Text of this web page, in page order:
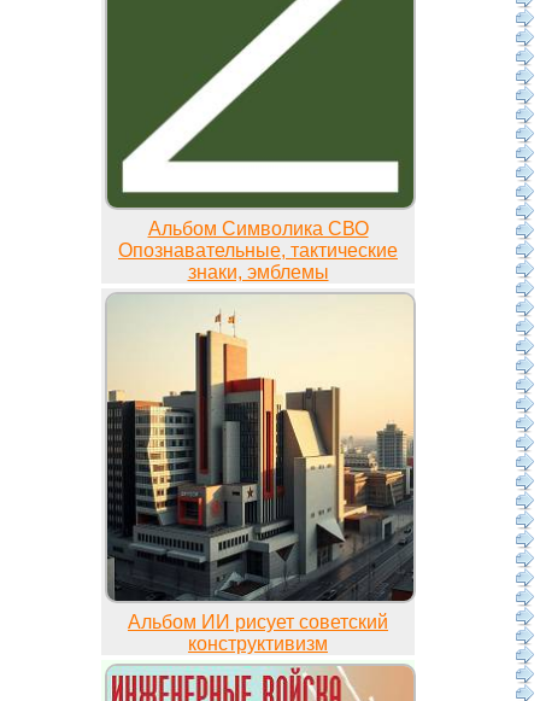
Альбом Символика СВО
Опознавательные, тактические
знаки, эмблемы
Альбом ИИ рисует советский
конструктивизм